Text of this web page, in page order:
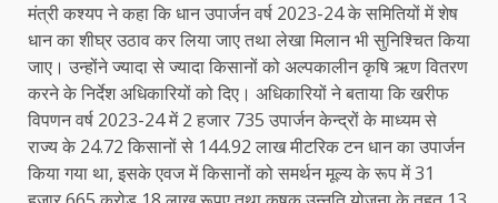
मंत्री कश्यप ने कहा कि धान उपार्जन वर्ष 2023-24 के समितियों में शेष
धान का शीघ्र उठाव कर लिया जाए तथा लेखा मिलान भी सुनिश्चित किया
जाए। उन्होंने ज्यादा से ज्यादा किसानों को अल्पकालीन कृषि ऋण वितरण
करने के निर्देश अधिकारियों को दिए। अधिकारियों ने बताया कि खरीफ
विपणन वर्ष 2023-24 में 2 हजार 735 उपार्जन केन्द्रों के माध्यम से
राज्य के 24.72 किसानों से 144.92 लाख मीटरिक टन धान का उपार्जन
किया गया था, इसके एवज में किसानों को समर्थन मूल्य के रूप में 31